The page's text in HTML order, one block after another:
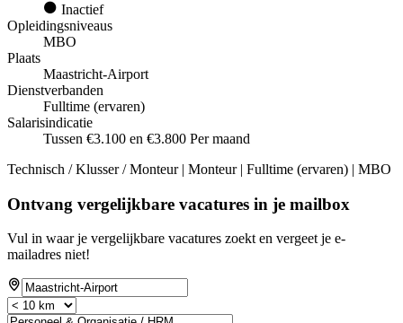
Inactief
Opleidingsniveaus
MBO
Plaats
Maastricht-Airport
Dienstverbanden
Fulltime (ervaren)
Salarisindicatie
Tussen €3.100 en €3.800 Per maand
Technisch / Klusser / Monteur | Monteur | Fulltime (ervaren) | MBO
Ontvang vergelijkbare vacatures in je mailbox
Vul in waar je vergelijkbare vacatures zoekt en vergeet je e-
mailadres niet!